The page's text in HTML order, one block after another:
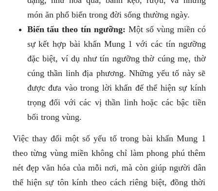
món ăn phổ biến trong đời sống thường ngày.
Biến tấu theo tín ngưỡng: Một số vùng miền có
sự kết hợp bài khấn Mung 1 với các tín ngưỡng
đặc biệt, ví dụ như tín ngưỡng thờ cúng mẹ, thờ
cúng thần linh địa phương. Những yếu tố này sẽ
được đưa vào trong lời khấn để thể hiện sự kính
trọng đối với các vị thần linh hoặc các bậc tiền
bối trong vùng.
Việc thay đổi một số yếu tố trong bài khấn Mung 1
theo từng vùng miền không chỉ làm phong phú thêm
nét đẹp văn hóa của mỗi nơi, mà còn giúp người dân
thể hiện sự tôn kính theo cách riêng biệt, đồng thời